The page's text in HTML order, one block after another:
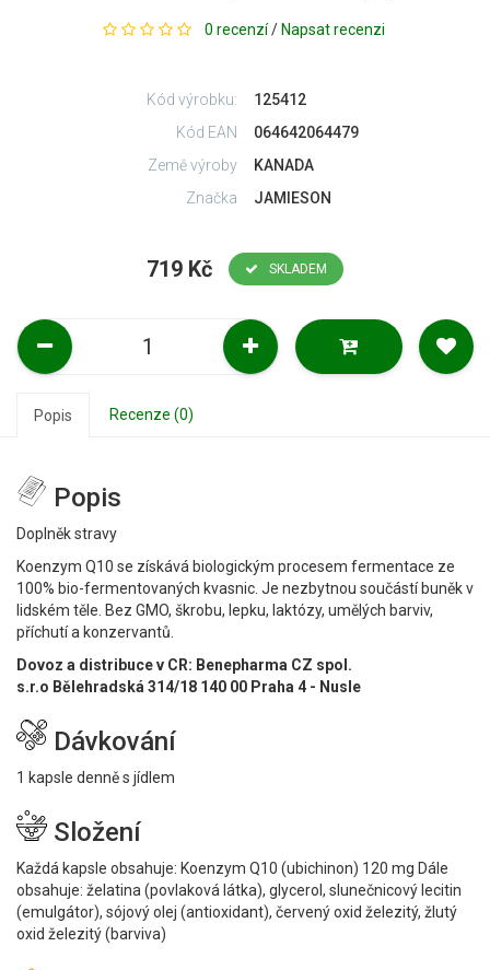
0 recenzí / Napsat recenzi
Kód výrobku:
125412
Kód EAN
064642064479
Země výroby
KANADA
Značka
JAMIESON
719 Kč SKLADEM
Popis Recenze (0)
Popis
Doplněk stravy
Koenzym Q10 se získává biologickým procesem fermentace ze
100% bio-fermentovaných kvasnic. Je nezbytnou součástí buněk v
lidském těle. Bez GMO, škrobu, lepku, laktózy, umělých barviv,
příchutí a konzervantů.
Dovoz a distribuce v CR: Benepharma CZ spol.
s.r.o Bělehradská 314/18 140 00 Praha 4 - Nusle
Dávkování
1 kapsle denně s jídlem
Složení
Každá kapsle obsahuje: Koenzym Q10 (ubichinon) 120 mg Dále
obsahuje: želatina (povlaková látka), glycerol, slunečnicový lecitin
(emulgátor), sójový olej (antioxidant), červený oxid železitý, žlutý
oxid železitý (barviva)